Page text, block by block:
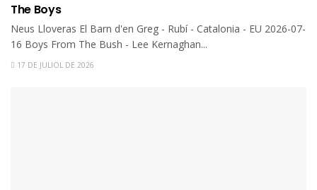
The Boys
Neus Lloveras El Barn d'en Greg - Rubí - Catalonia - EU 2026-07-
16 Boys From The Bush - Lee Kernaghan...
17 DE JULIOL DE 2026